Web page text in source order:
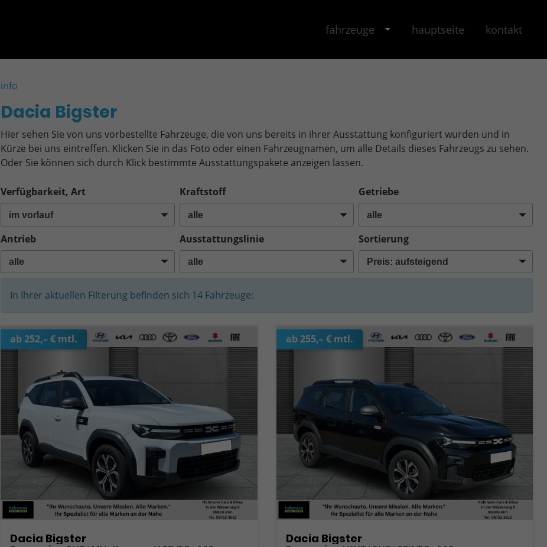
fahrzeuge hauptseite kontakt
info
Dacia Bigster
Hier sehen Sie von uns vorbestellte Fahrzeuge, die von uns bereits in ihrer Ausstattung konfiguriert wurden und in
Kürze bei uns eintreffen. Klicken Sie in das Foto oder einen Fahrzeugnamen, um alle Details dieses Fahrzeugs zu sehen.
Oder Sie können sich durch Klick bestimmte Ausstattungspakete anzeigen lassen.
Verfügbarkeit, Art Kraftstoff Getriebe
Antrieb Ausstattungslinie Sortierung
In Ihrer aktuellen Filterung befinden sich 14 Fahrzeuge:
ab 252,– € mtl.
Dacia Bigster
ab 255,– € mtl.
Dacia Bigster